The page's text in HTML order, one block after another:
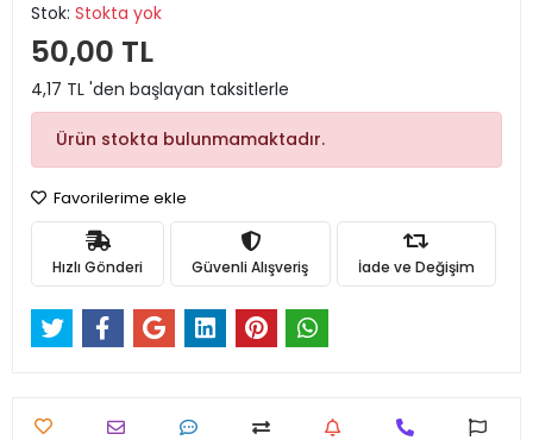
Stok: Stokta yok
50,00 TL
4,17 TL 'den başlayan taksitlerle
Ürün stokta bulunmamaktadır.
Favorilerime ekle
Hızlı Gönderi Güvenli Alışveriş İade ve Değişim